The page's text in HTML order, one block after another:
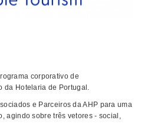
corporativo de
da Hotelaria de Portugal.
e Parceiros da AHP para uma
agindo sobre três vetores - social,